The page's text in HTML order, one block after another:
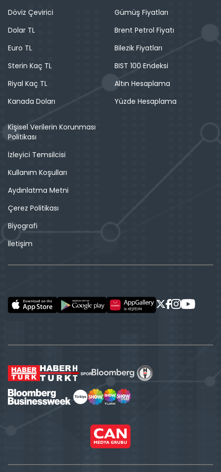
Döviz Çevirici
Dolar TL
Euro TL
Sterin Kaç TL
Riyal Kaç TL
Kanada Doları
Gümüş Fiyatları
Brent Petrol Fiyatı
Bilezik Fiyatları
BIST 100 Endeksi
Altın Hesaplama
Yüzde Hesaplama
Kişisel Verilerin Korunması
Politikası
İzleyici Temsilcisi
Kullanım Koşulları
Aydınlatma Metni
Çerez Politikası
Biyografi
İletişim